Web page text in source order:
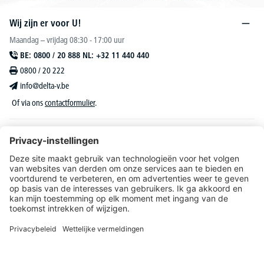
Wij zijn er voor U!
Maandag – vrijdag 08:30 - 17:00 uur
BE: 0800 / 20 888 NL: +32 11 440 440
0800 / 20 222
info@delta-v.be
Of via onscontactformulier.
DELTA-V Lucas
Klantenservice
Over DELTA-V